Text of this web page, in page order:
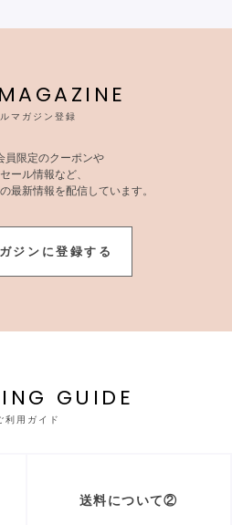
マガジン登録
員限定のクーポンや
ール情報など、
最新情報を配信しています。
ジンに登録する
GUIDE
利用ガイド
送料について②